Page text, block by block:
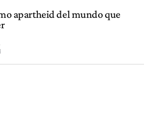
apartheid del mundo que